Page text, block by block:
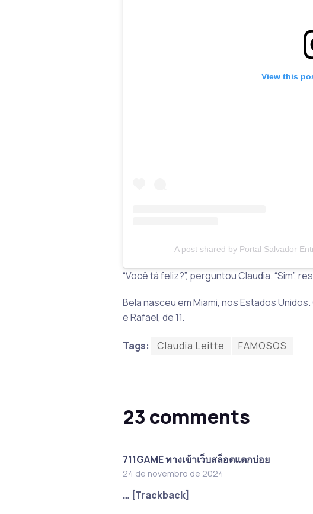
View this
A post shared by Portal Salvador
“Você tá feliz?”, perguntou Claudia. “Sim”,
Bela nasceu em Miami, nos Estados
e Rafael, de 11.
Tags: Claudia Leitte FAMOSOS
23 comments
711GAME ทางเข้าเว็บสล็อตแตกบ่อย
24 de novembro de 2024
… [Trackback]